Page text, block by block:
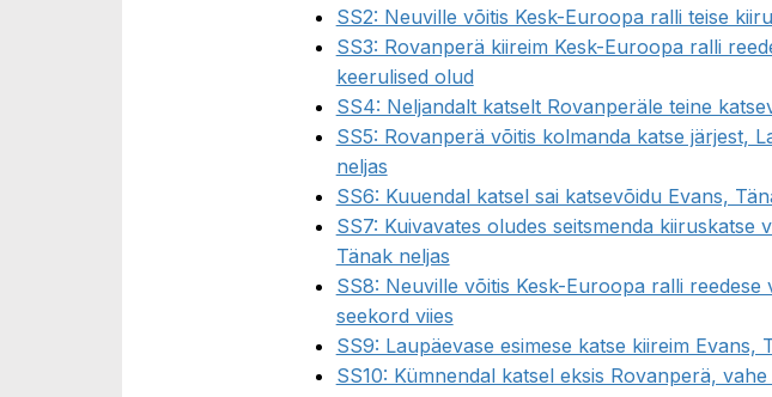
SS2: Neuville võitis Kesk-Euroopa ralli teise
SS3: Rovanperä kiireim Kesk-Euroopa ralli
keerulised olud
SS4: Neljandalt katselt Rovanperäle teine
SS5: Rovanperä võitis kolmanda katse järjest,
neljas
SS6: Kuuendal katsel sai katsevõidu Evans,
SS7: Kuivavates oludes seitsmenda kiiruskatse
Tänak neljas
SS8: Neuville võitis Kesk-Euroopa ralli reedese
seekord viies
SS9: Laupäevase esimese katse kiireim Evans,
SS10: Kümnendal katsel eksis Rovanperä,